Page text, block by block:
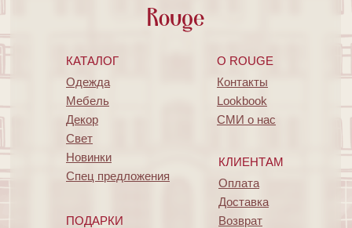
КАТАЛОГ
ПОДАРКИ
O ROUGE
КЛИЕНТАМ
Одежда
Мебель
Декор
Свет
Новинки
Спец предложения
Контакты
Lookbook
СМИ о нас
Оплата
Доставка
Возврат